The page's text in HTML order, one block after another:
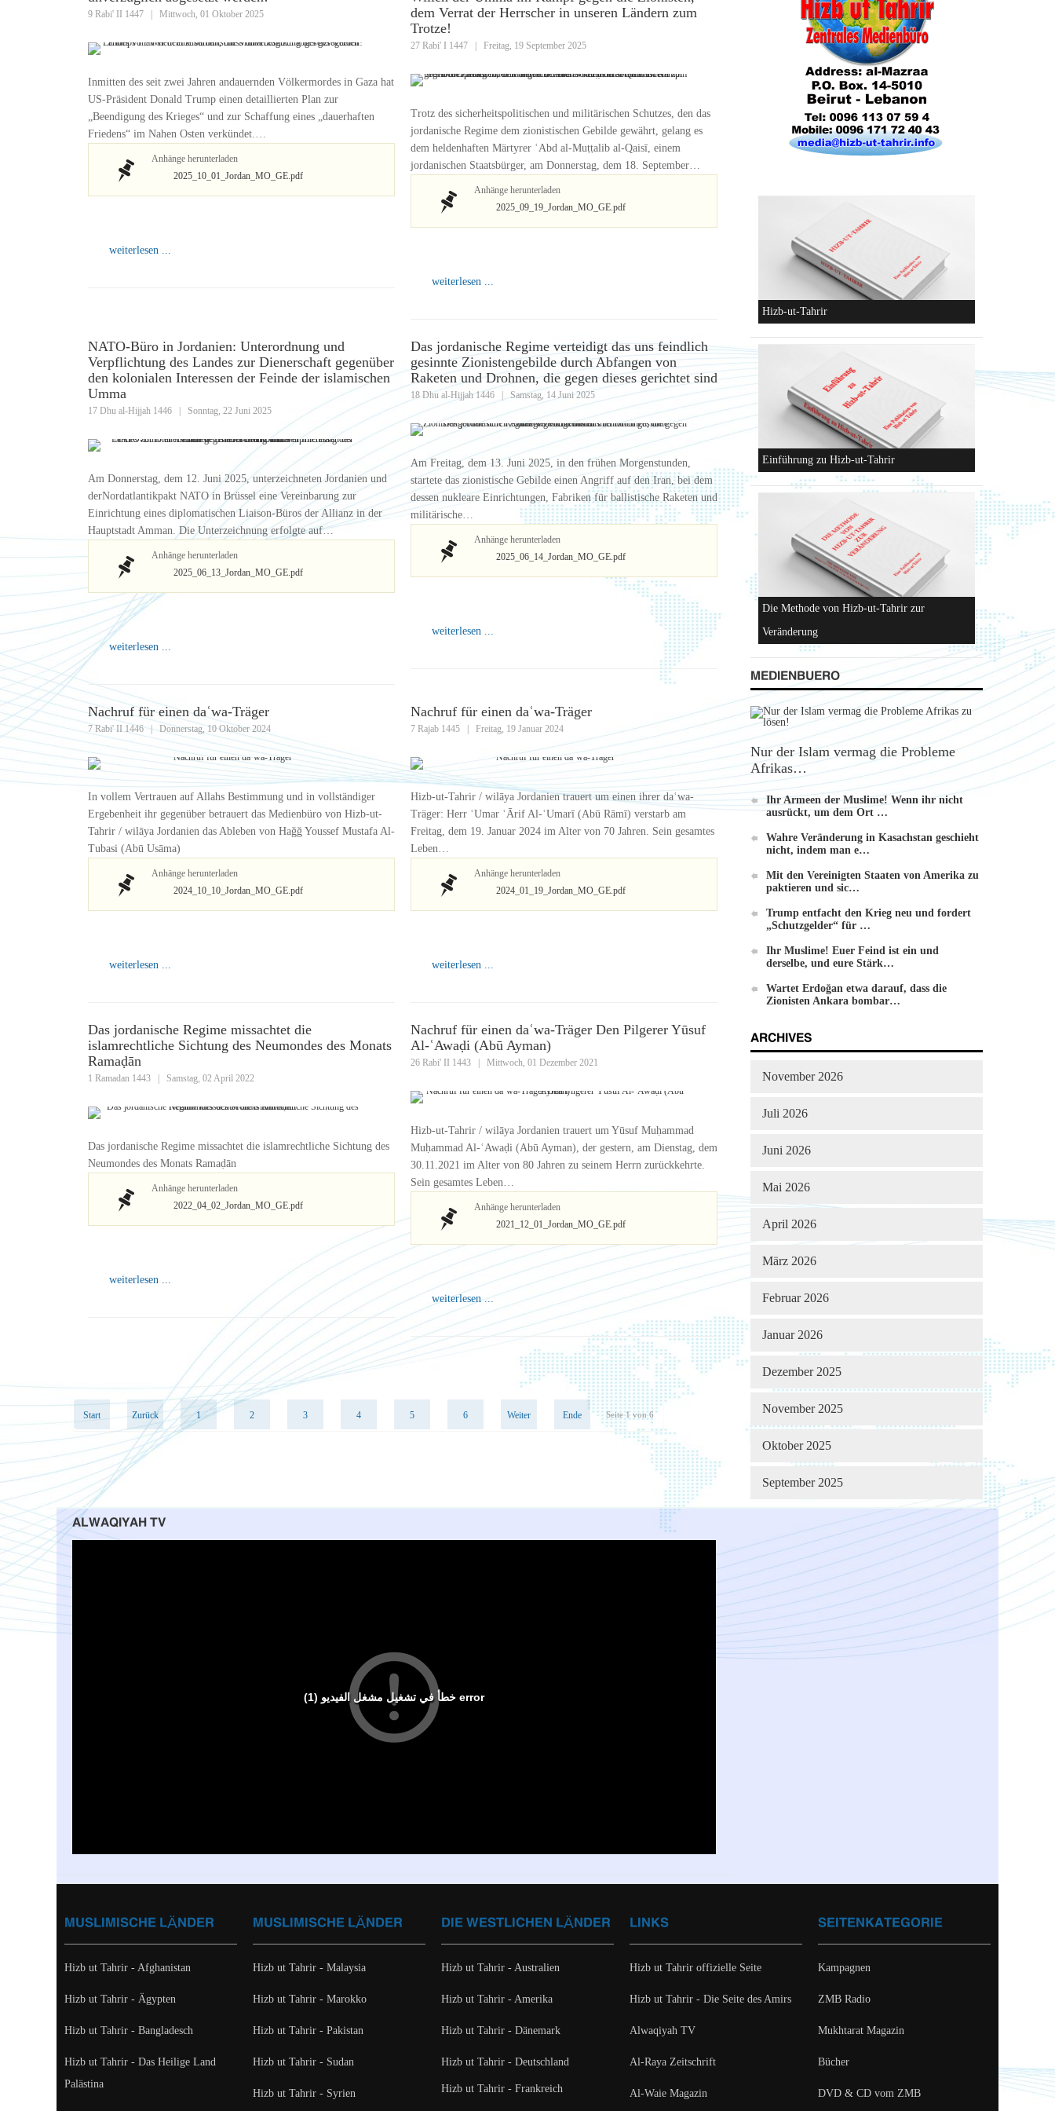
9 Rabi' II 1447 Mittwoch, 01 Oktober 2025
Inmitten des seit zwei Jahren andauernden Völkermordes in Gaza hat
US-Präsident Donald Trump einen detaillierten Plan zur
„Beendigung des Krieges“ und zur Schaffung eines „dauerhaften
Friedens“ im Nahen Osten verkündet.…
Anhänge herunterladen
2025_10_01_Jordan_MO_GE.pdf
weiterlesen ...
dem Verrat der Herrscher in unseren Ländern zum
Trotze!
27 Rabi' I 1447 |Freitag, 19 September 2025
Trotz des sicherheitspolitischen und militärischen Schutzes, den das
jordanische Regime dem zionistischen Gebilde gewährt, gelang es
dem heldenhaften Märtyrer ʿAbd al-Muṭṭalib al-Qaisī, einem
jordanischen Staatsbürger, am Donnerstag, dem 18. September…
Anhänge herunterladen
2025_09_19_Jordan_MO_GE.pdf
weiterlesen ...
NATO-Büro in Jordanien: Unterordnung und
Verpflichtung des Landes zur Dienerschaft gegenüber
den kolonialen Interessen der Feinde der islamischen
Umma
17 Dhu al-Hijjah 1446 Sonntag, 22 Juni 2025
Am Donnerstag, dem 12. Juni 2025, unterzeichneten Jordanien und
derNordatlantikpakt NATO in Brüssel eine Vereinbarung zur
Einrichtung eines diplomatischen Liaison-Büros der Allianz in der
Hauptstadt Amman. Die Unterzeichnung erfolgte auf…
Anhänge herunterladen
2025_06_13_Jordan_MO_GE.pdf
weiterlesen ...
Das jordanische Regime verteidigt das uns feindlich
gesinnte Zionistengebilde durch Abfangen von
Raketen und Drohnen, die gegen dieses gerichtet sind
18 Dhu al-Hijjah 1446 |Samstag, 14 Juni 2025
Am Freitag, dem 13. Juni 2025, in den frühen Morgenstunden,
startete das zionistische Gebilde einen Angriff auf den Iran, bei dem
dessen nukleare Einrichtungen, Fabriken für ballistische Raketen und
militärische…
Anhänge herunterladen
2025_06_14_Jordan_MO_GE.pdf
weiterlesen ...
Nachruf für einen daʿwa-Träger
7 Rabi' II 1446 | Donnerstag, 10 Oktober 2024
In vollem Vertrauen auf Allahs Bestimmung und in vollständiger
Ergebenheit ihr gegenüber betrauert das Medienbüro von Hizb-ut-
Tahrir / wilāya Jordanien das Ableben von Haǧǧ Youssef Mustafa Al-
Tubasi (Abū Usāma)
Anhänge herunterladen
2024_10_10_Jordan_MO_GE.pdf
weiterlesen ...
Nachruf für einen daʿwa-Träger
7 Rajab 1445 |Freitag, 19 Januar 2024
Hizb-ut-Tahrir / wilāya Jordanien trauert um einen ihrer daʿwa-
Träger: Herr ʿUmar ʿĀrif Al-ʿUmarī (Abū Rāmī) verstarb am
Freitag, dem 19. Januar 2024 im Alter von 70 Jahren. Sein gesamtes
Leben…
Anhänge herunterladen
2024_01_19_Jordan_MO_GE.pdf
weiterlesen ...
Das jordanische Regime missachtet die
islamrechtliche Sichtung des Neumondes des Monats
Ramaḍān
1 Ramadan 1443 Samstag, 02 April 2022
Das jordanische Regime missachtet die islamrechtliche Sichtung des
Neumondes des Monats Ramaḍān
Anhänge herunterladen
2022_04_02_Jordan_MO_GE.pdf
weiterlesen ...
Nachruf für einen daʿwa-Träger Den Pilgerer Yūsuf
Al-ʿAwaḍi (Abū Ayman)
26 Rabi' II 1443 |Mittwoch, 01 Dezember 2021
Hizb-ut-Tahrir / wilāya Jordanien trauert um Yūsuf Muḥammad
Muḥammad Al-ʿAwaḍi (Abū Ayman), der gestern, am Dienstag, dem
30.11.2021 im Alter von 80 Jahren zu seinem Herrn zurückkehrte.
Sein gesamtes Leben…
Anhänge herunterladen
2021_12_01_Jordan_MO_GE.pdf
weiterlesen ...
Start Zurück 1 2 3 4 5 6 Weiter Ende Seite 1 von 6
Hizb-ut-Tahrir
Einführung zu Hizb-ut-Tahrir
Die Methode von Hizb-ut-Tahrir zur
Veränderung
Konzeptionen von Hizb-ut-Tahrir
MEDIENBUERO
Nur der Islam vermag die Probleme
Afrikas…
Ihr Armeen der Muslime! Wenn ihr nicht
ausrückt, um dem Ort …
Wahre Veränderung in Kasachstan geschieht
nicht, indem man e…
Mit den Vereinigten Staaten von Amerika zu
paktieren und sic…
Trump entfacht den Krieg neu und fordert
„Schutzgelder“ für …
Ihr Muslime! Euer Feind ist ein und
derselbe, und eure Stärk…
Wartet Erdoğan etwa darauf, dass die
Zionisten Ankara bombar…
ARCHIVES
November 2026
Juli 2026
Juni 2026
Mai 2026
April 2026
März 2026
Februar 2026
Januar 2026
Dezember 2025
November 2025
Oktober 2025
September 2025
ALWAQIYAH TV
SEITENKATEGORIE
Kampagnen
ZMB Radio
Mukhtarat Magazin
Bücher
DVD & CD vom ZMB
LINKS
Hizb ut Tahrir offizielle Seite
Hizb ut Tahrir - Die Seite des Amirs
Alwaqiyah TV
Al-Raya Zeitschrift
Al-Waie Magazin
DIE WESTLICHEN LÄNDER
Hizb ut Tahrir - Australien
Hizb ut Tahrir - Amerika
Hizb ut Tahrir - Dänemark
Hizb ut Tahrir - Deutschland
Hizb ut Tahrir - Frankreich
MUSLIMISCHE LÄNDER
Hizb ut Tahrir - Malaysia
Hizb ut Tahrir - Marokko
Hizb ut Tahrir - Pakistan
Hizb ut Tahrir - Sudan
Hizb ut Tahrir - Syrien
MUSLIMISCHE LÄNDER
Hizb ut Tahrir - Afghanistan
Hizb ut Tahrir - Ägypten
Hizb ut Tahrir - Bangladesch
Hizb ut Tahrir - Das Heilige Land
Palästina